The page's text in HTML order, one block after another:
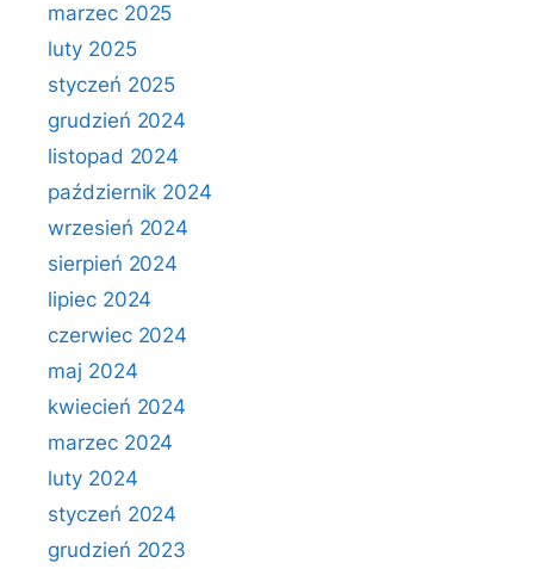
marzec 2025
luty 2025
styczeń 2025
grudzień 2024
listopad 2024
październik 2024
wrzesień 2024
sierpień 2024
lipiec 2024
czerwiec 2024
maj 2024
kwiecień 2024
marzec 2024
luty 2024
styczeń 2024
grudzień 2023